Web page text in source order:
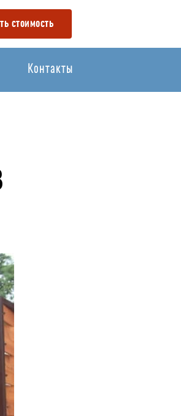
стоимость
Контакты